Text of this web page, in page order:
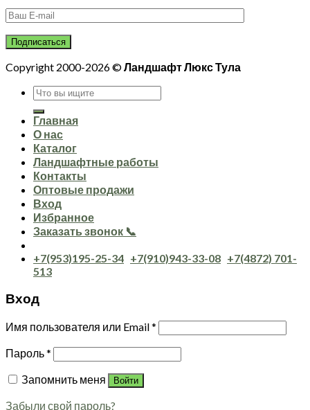
Copyright 2000-2026 ©Ландшафт Люкс Тула
Искать:
Главная
О нас
Каталог
Ландшафтные работы
Контакты
Оптовые продажи
Вход
Избранное
Заказать звонок 📞
+7(953)195-25-34 +7(910)943-33-08 +7(4872) 701-
513
Вход
Имя пользователя или Email*
Пароль*
Запомнить меня
Войти
Забыли свой пароль?